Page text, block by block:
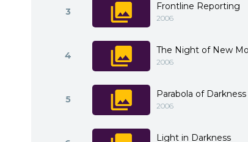
3 Frontline Reporting
2006
4 The Night of New
2006
5 Parabola of Darkness
2006
Light in Darkness